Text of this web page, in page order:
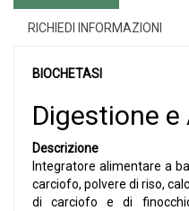
RICHIEDI INFORMAZIONI
BIOCHETASI
Digestione
Descrizione
Integratore alimentare a
carciofo, polvere di riso,
di carciofo e di